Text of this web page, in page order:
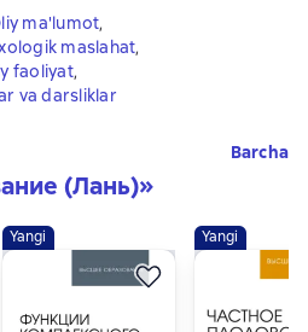
ma'lumot,
maslahat,
faoliyat,
va darsliklar
(Лань)»
Barcha
Yangi Yangi